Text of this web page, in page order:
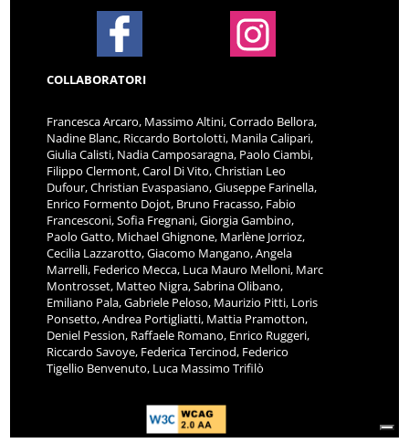
COLLABORATORI
Francesca Arcaro, Massimo Altini, Corrado Bellora,
Nadine Blanc, Riccardo Bortolotti, Manila Calipari,
Giulia Calisti, Nadia Camposaragna, Paolo Ciambi,
Filippo Clermont, Carol Di Vito, Christian Leo
Dufour, Christian Evaspasiano, Giuseppe Farinella,
Enrico Formento Dojot, Bruno Fracasso, Fabio
Francesconi, Sofia Fregnani, Giorgia Gambino,
Paolo Gatto, Michael Ghignone, Marlène Jorrioz,
Cecilia Lazzarotto, Giacomo Mangano, Angela
Marrelli, Federico Mecca, Luca Mauro Melloni, Marc
Montrosset, Matteo Nigra, Sabrina Olibano,
Emiliano Pala, Gabriele Peloso, Maurizio Pitti, Loris
Ponsetto, Andrea Portigliatti, Mattia Pramotton,
Deniel Pession, Raffaele Romano, Enrico Ruggeri,
Riccardo Savoye, Federica Tercinod, Federico
Tigellio Benvenuto, Luca Massimo Trifilò